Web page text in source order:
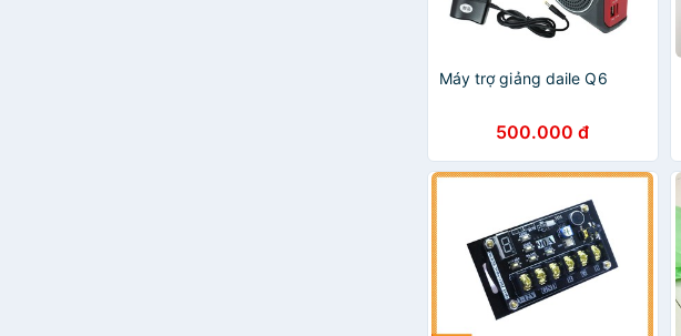
Máy trợ giảng daile Q6
500.000 đ